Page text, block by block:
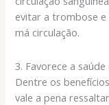
evitar a trombose e
má circulação.
3. Favorece a
Dentre os
vale a pena